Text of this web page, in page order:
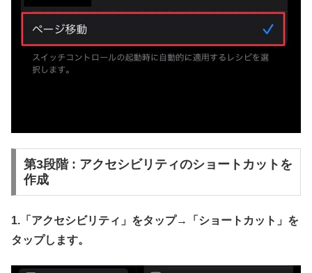
第3段階 : アクセシビリティのショートカットを
作成
1.「アクセシビリティ」をタップ→
「ショートカット」を
タップします。